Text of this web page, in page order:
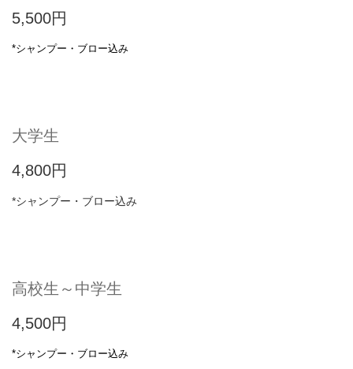
5,500円
*シャンプー・ブロー込み
大学生
4,800円
*シャンプー・ブロー込み
高校生～中学生
4,500円
*シャンプー・ブロー込み